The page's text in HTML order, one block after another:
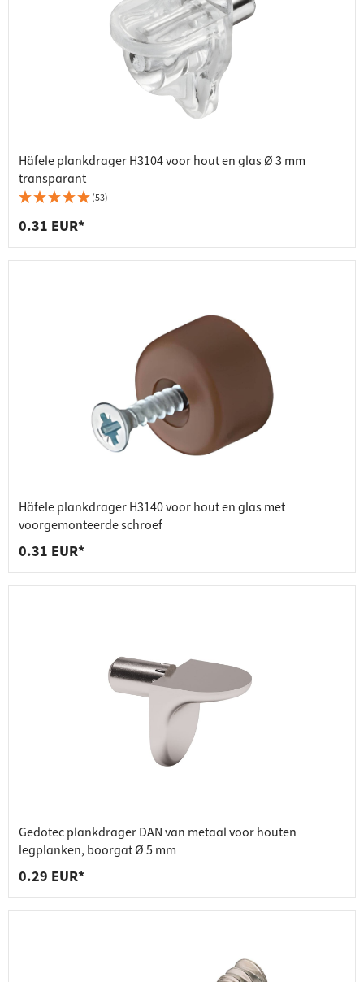
Häfele plankdrager H3104 voor hout en glas Ø 3 mm
transparant
(53)
0.31 EUR*
Häfele plankdrager H3140 voor hout en glas met
voorgemonteerde schroef
0.31 EUR*
Gedotec plankdrager DAN van metaal voor houten
legplanken, boorgat Ø 5 mm
0.29 EUR*